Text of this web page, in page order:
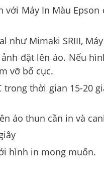
Máy In Màu
như Mimaki SRIII,
đặt lên áo. Nếu
vỡ bố cục.
thời gian 15-20
áo thun cần in và
hình in mong muốn.